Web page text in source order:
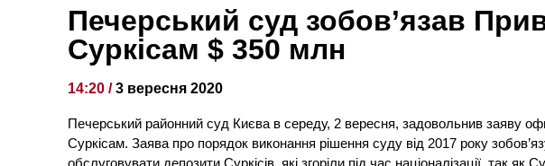
Печерський суд зобов’язав
Суркісам $ 350 млн
14:20 /3 вересня 2020
Печерський районний суд Києва в середу, 2 вересня, задовольнив заяву
Суркісам. Заява про порядок виконання рішення суду від 2017 року